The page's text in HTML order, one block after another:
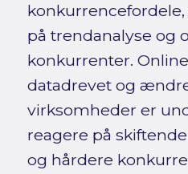
på trendanalyse og
konkurrenter.
datadrevet og
virksomheder er
reagere på
og hårdere